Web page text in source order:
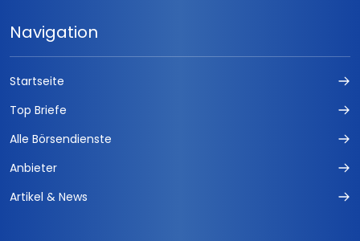
Navigation
Startseite
Top Briefe
Alle Börsendienste
Anbieter
Artikel & News